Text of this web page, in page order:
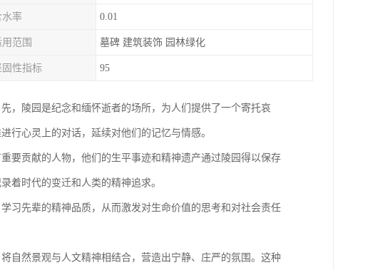
水率 0.01
用范围 墓碑 建筑装饰 园林绿化
固性指标 95
，陵园是纪念和缅怀逝者的场所，为人们提供了一个寄托哀
行心灵上的对话，延续对他们的记忆与情感。
要贡献的人物，他们的生平事迹和精神遗产通过陵园得以保存
着时代的变迁和人类的精神追求。
习先辈的精神品质，从而激发对生命价值的思考和对社会责任
自然景观与人文精神相结合，营造出宁静、庄严的氛围。这种